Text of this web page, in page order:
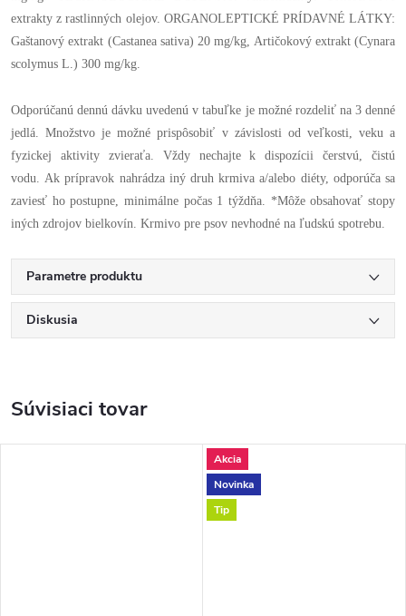
extrakty z rastlinných olejov. ORGANOLEPTICKÉ PRÍDAVNÉ LÁTKY:
Gaštanový extrakt (Castanea sativa) 20 mg/kg, Artičokový extrakt (Cynara
scolymus L.) 300 mg/kg.
Odporúčanú dennú dávku uvedenú v tabuľke je možné rozdeliť na 3 denné
jedlá. Množstvo je možné prispôsobiť v závislosti od veľkosti, veku a
fyzickej aktivity zvieraťa. Vždy nechajte k dispozícii čerstvú, čistú
vodu. Ak prípravok nahrádza iný druh krmiva a/alebo diéty, odporúča sa
zaviesť ho postupne, minimálne počas 1 týždňa. *Môže obsahovať stopy
iných zdrojov bielkovín. Krmivo pre psov nevhodné na ľudskú spotrebu.
Parametre produktu
Diskusia
Súvisiaci tovar
Akcia
Novinka
Tip